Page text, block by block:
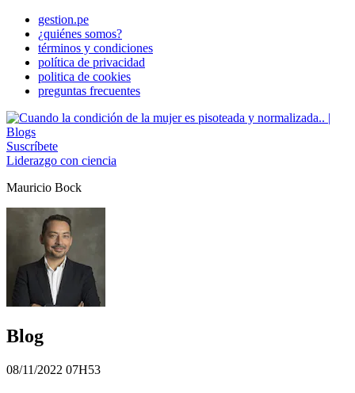
gestion.pe
¿quiénes somos?
términos y condiciones
política de privacidad
politica de cookies
preguntas frecuentes
Suscríbete
Liderazgo con ciencia
Mauricio Bock
Blog
08/11/2022 07H53